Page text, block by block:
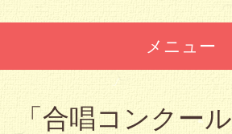
メニュー
「合唱コンクール